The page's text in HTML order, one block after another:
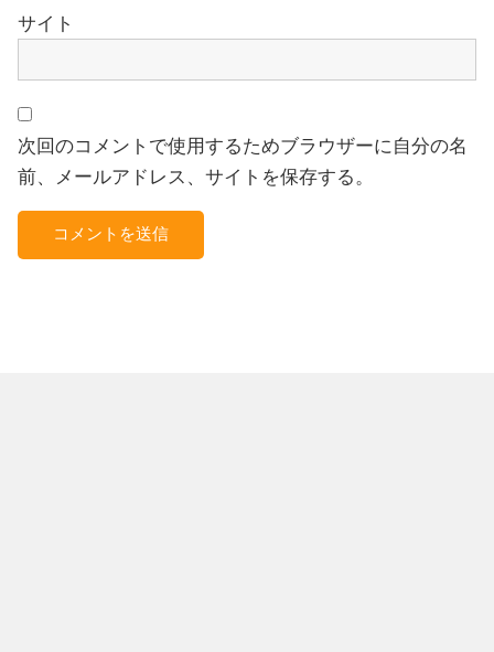
サイト
次回のコメントで使用するためブラウザーに自分の名
前、メールアドレス、サイトを保存する。